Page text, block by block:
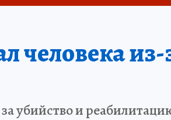
человека
убийство и